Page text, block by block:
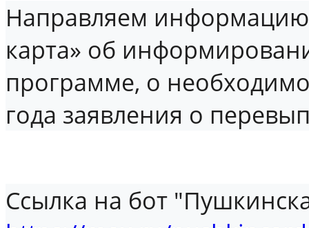
Направляем
карта» об
программе, о
года заявления о
Ссылка на бот